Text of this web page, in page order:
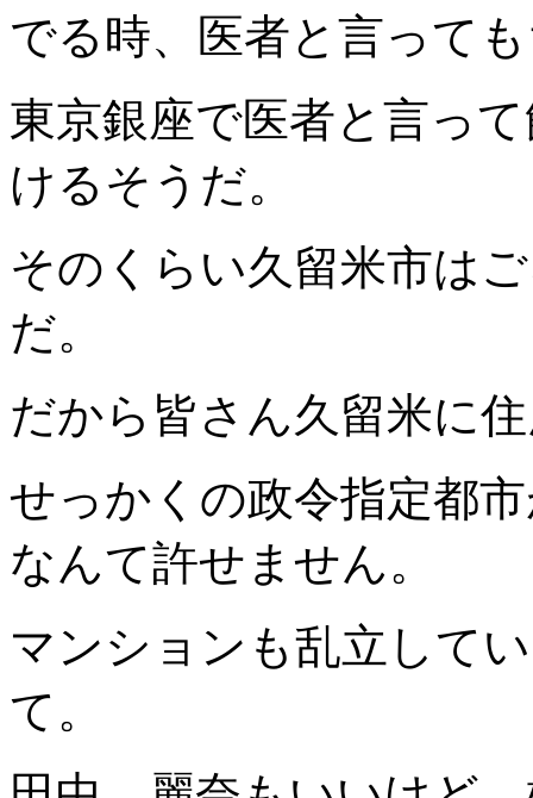
でる時、医者と言って
東京銀座で医者と言っ
けるそうだ。
そのくらい久留米市は
だ。
だから皆さん久留米に
せっかくの政令指定都
なんて許せません。
マンションも乱立して
て。